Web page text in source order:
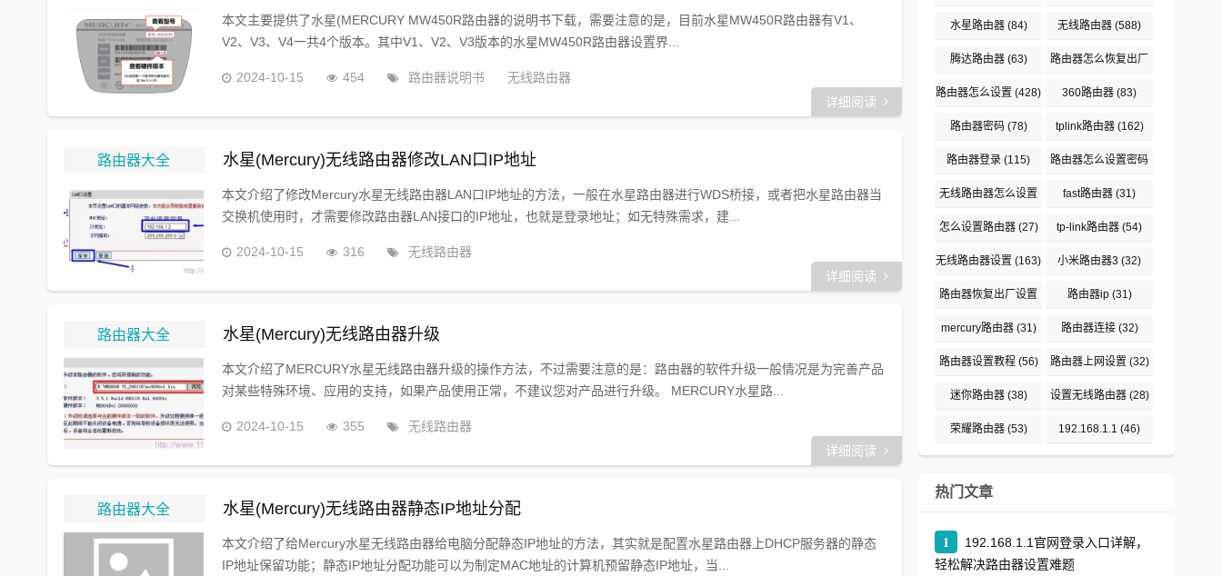
本文主要提供了水星(MERCURY MW450R路由器的说明书下载，需要注意的是，目前水星MW450R路由器有V1、
V2、V3、V4一共4个版本。其中V1、V2、V3版本的水星MW450R路由器设置界...
2024-10-15 454 路由器说明书
无线路由器
详细阅读
路由器大全 水星(Mercury)无线路由器修改LAN口IP地址
本文介绍了修改Mercury水星无线路由器LAN口IP地址的方法，一般在水星路由器进行WDS桥接，或者把水星路由器当
交换机使用时，才需要修改路由器LAN接口的IP地址，也就是登录地址；如无特殊需求，建...
2024-10-15 316
无线路由器
详细阅读
路由器大全 水星(Mercury)无线路由器升级
本文介绍了MERCURY水星无线路由器升级的操作方法，不过需要注意的是：路由器的软件升级一般情况是为完善产品
对某些特殊环境、应用的支持，如果产品使用正常，不建议您对产品进行升级。 MERCURY水星路...
2024-10-15 355
无线路由器
详细阅读
路由器大全 水星(Mercury)无线路由器静态IP地址分配
本文介绍了给Mercury水星无线路由器给电脑分配静态IP地址的方法，其实就是配置水星路由器上DHCP服务器的静态
IP地址保留功能；静态IP地址分配功能可以为制定MAC地址的计算机预留静态IP地址，当...
水星路由器(84) 无线路由器 (588)
腾达路由器(63) 路由器怎么恢复出厂
设置(94)
路由器怎么设置 (428) 360路由器 (83)
路由器密码(78) tplink路由器(162)
路由器登录 (115) 路由器怎么设置密码
(29)
无线路由器怎么设置
(137)
fast路由器 (31)
怎么设置路由器(27) tp-link路由器 (54)
无线路由器设置 (163) 小米路由器3 (32)
路由器恢复出厂设置
(64)
路由器ip(31)
mercury路由器(31) 路由器连接(32)
路由器设置教程(56) 路由器上网设置 (32)
迷你路由器(38) 设置无线路由器(28)
荣耀路由器(53) 192.168.1.1 (46)
热门文章
1
192.168.1.1官网登录入口详解，
轻松解决路由器设置难题